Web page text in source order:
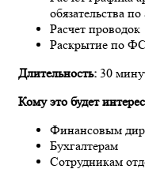
обязательства
Расчет проводок
Раскрытие по
Длительность: 30
Кому это будет
Финансовым
Бухгалтерам
Сотрудникам